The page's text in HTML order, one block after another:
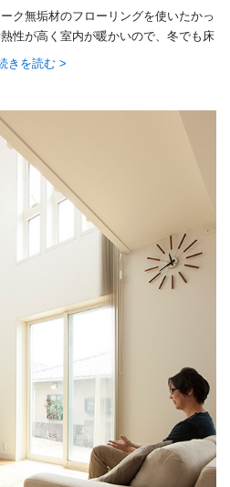
ク無垢材のフローリングを使いたかっ
性が高く室内が暖かいので、冬でも床
正面の白い壁の上部に設けたスリット
きを読む